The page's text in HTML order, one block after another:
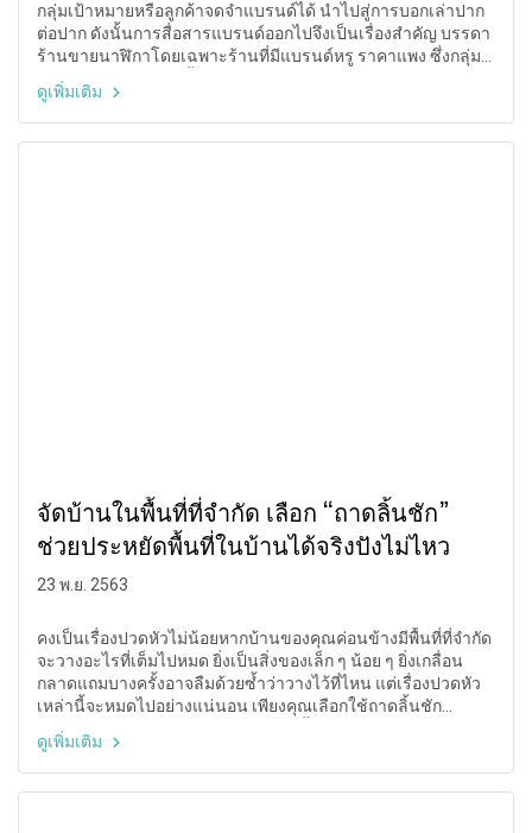
กลุ่มเป้าหมายหรือลูกค้าจดจำแบรนด์ได้ นำไปสู่การบอกเล่าปาก
ต่อปาก ดังนั้นการสื่อสารแบรนด์ออกไปจึงเป็นเรื่องสำคัญ บรรดา
ร้านขายนาฬิกาโดยเฉพาะร้านที่มีแบรนด์หรู ราคาแพง ซึ่งกลุ่ม
เป้าหมายคือคนมีเงินทั้งหลาย เรื่องของกล่องนาฬิกาจึงห้ามละเลย
เป็นอันขาด ซึ่งนอกจากคุณภาพ ความสวยงามหรูหราแล้ว การ
สื่อสารแบรนด์เพื่อให้เกิดการจดจำได้จึงต้องมีด้วยเช่นกัน แต่จะ
ทำอย่างไรดีล่ะ? ...
ดูเพิ่มเติม
จัดบ้านในพื้นที่ที่จำกัด เลือก “ถาดลิ้นชัก”
ช่วยประหยัดพื้นที่ในบ้านได้จริงปังไม่ไหว
23 พ.ย. 2563
คงเป็นเรื่องปวดหัวไม่น้อยหากบ้านของคุณค่อนข้างมีพื้นที่ที่จำกัด
จะวางอะไรที่เต็มไปหมด ยิ่งเป็นสิ่งของเล็ก ๆ น้อย ๆ ยิ่งเกลื่อน
กลาดแถมบางครั้งอาจลืมด้วยซ้ำว่าวางไว้ที่ไหน แต่เรื่องปวดหัว
เหล่านี้จะหมดไปอย่างแน่นอน เพียงคุณเลือกใช้ถาดลิ้นชัก
อเนกประสงค์บอกเลยว่าช่วยประหยัดพื้นที่ได้มาก ข้าวของดูเป็น
ระเบียบ จัดบ้านในพื้นที่ที่จำกัดปังไม่ไหว
ดูเพิ่มเติม